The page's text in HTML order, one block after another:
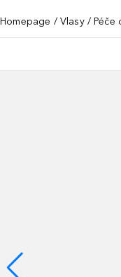
Homepage Vlasy Péče